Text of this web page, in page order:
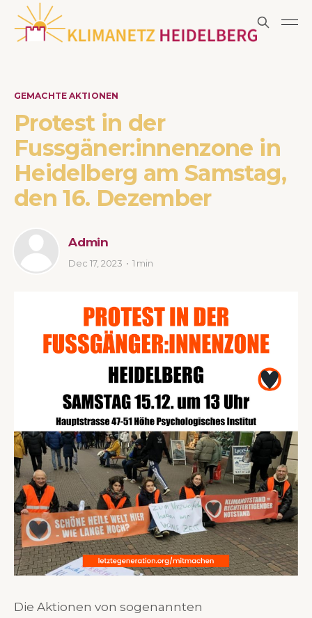
GEMACHTE AKTIONEN
Protest in der
Fussgäner:innenzone in
Heidelberg am Samstag,
den 16. Dezember
Admin
Dec 17, 2023 1 min
Die Aktionen von sogenannten